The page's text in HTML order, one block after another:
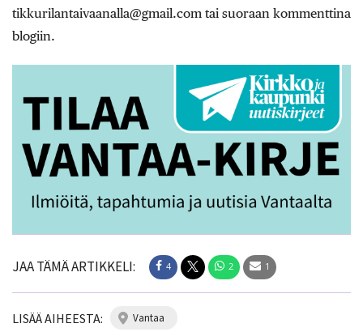
tikkurilantaivaanalla@gmail.com tai suoraan kommenttina
blogiin.
JAA TÄMÄ ARTIKKELI: 4 2 1
LISÄÄ AIHEESTA: vantaa